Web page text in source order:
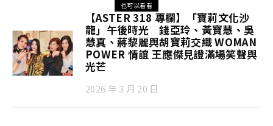
也可以看看
【ASTER 318 專欄】「寶莉文化沙
龍」午後時光 錢亞玲、黃寶慧、吳
慧真、蔣黎麗與胡寶莉交織 WOMAN
POWER 情誼 王應傑見證滿場笑聲與
光芒
2026 年 3 月 20 日